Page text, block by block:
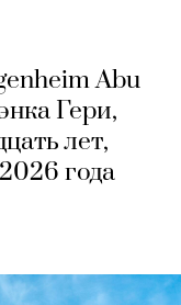
Abu
Гери,
лет,
года